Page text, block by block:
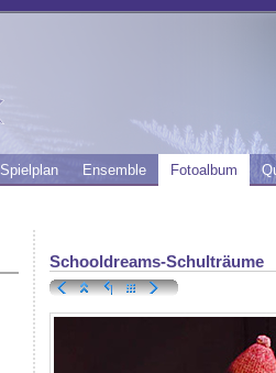
Spielplan Ensemble Fotoalbum
Schooldreams-Schulträume